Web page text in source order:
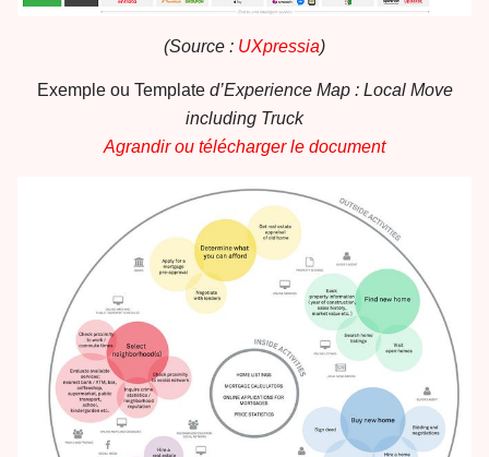
(Source : UXpressia)
Exemple ou Template d’Experience Map : Local Move
including Truck
Agrandir ou télécharger le document